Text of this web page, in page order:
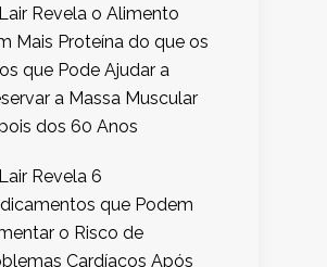
Revela o Alimento
Mais Proteína do que os
que Pode Ajudar a
a Massa Muscular
dos 60 Anos
Revela 6
que Podem
o Risco de
Cardíacos Após